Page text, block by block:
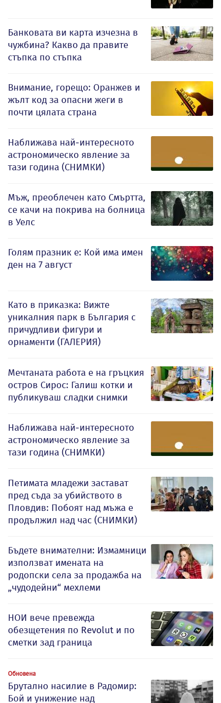
Банковата ви карта изчезна в
чужбина? Какво да правите
стъпка по стъпка
Внимание, горещо: Оранжев и
жълт код за опасни жеги в
почти цялата страна
Наближава най-интересното
астрономическо явление за
тази година (СНИМКИ)
Мъж, преоблечен като Смъртта,
се качи на покрива на болница
в Уелс
Голям празник е: Кой има имен
ден на 7 август
Като в приказка: Вижте
уникалния парк в България с
причудливи фигури и
орнаменти (ГАЛЕРИЯ)
Мечтаната работа е на гръцкия
остров Сирос: Галиш котки и
публикуваш сладки снимки
Наближава най-интересното
астрономическо явление за
тази година (СНИМКИ)
Петимата младежи застават
пред съда за убийството в
Пловдив: Побоят над мъжа е
продължил над час (СНИМКИ)
Бъдете внимателни: Измамници
използват имената на
родопски села за продажба на
„чудодейни“ мехлеми
НОИ вече превежда
обезщетения по Revolut и по
сметки зад граница
Обновена
Брутално насилие в Радомир:
Бой и унижение над